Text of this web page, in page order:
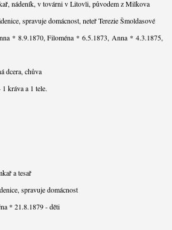
nádeník, v továrni v Litovli, původem z Milkova
spravuje domácnost, neteř Terezie Šmoldasové
* 8.9.1870, Filoména * 6.5.1873, Anna * 4.3.1875,
dcera, chůva
kráva a 1 tele.
a tesař
spravuje domácnost
* 21.8.1879 - děti